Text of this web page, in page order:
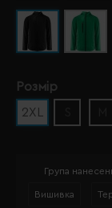
Розмір
2XL
Група
Вишивка